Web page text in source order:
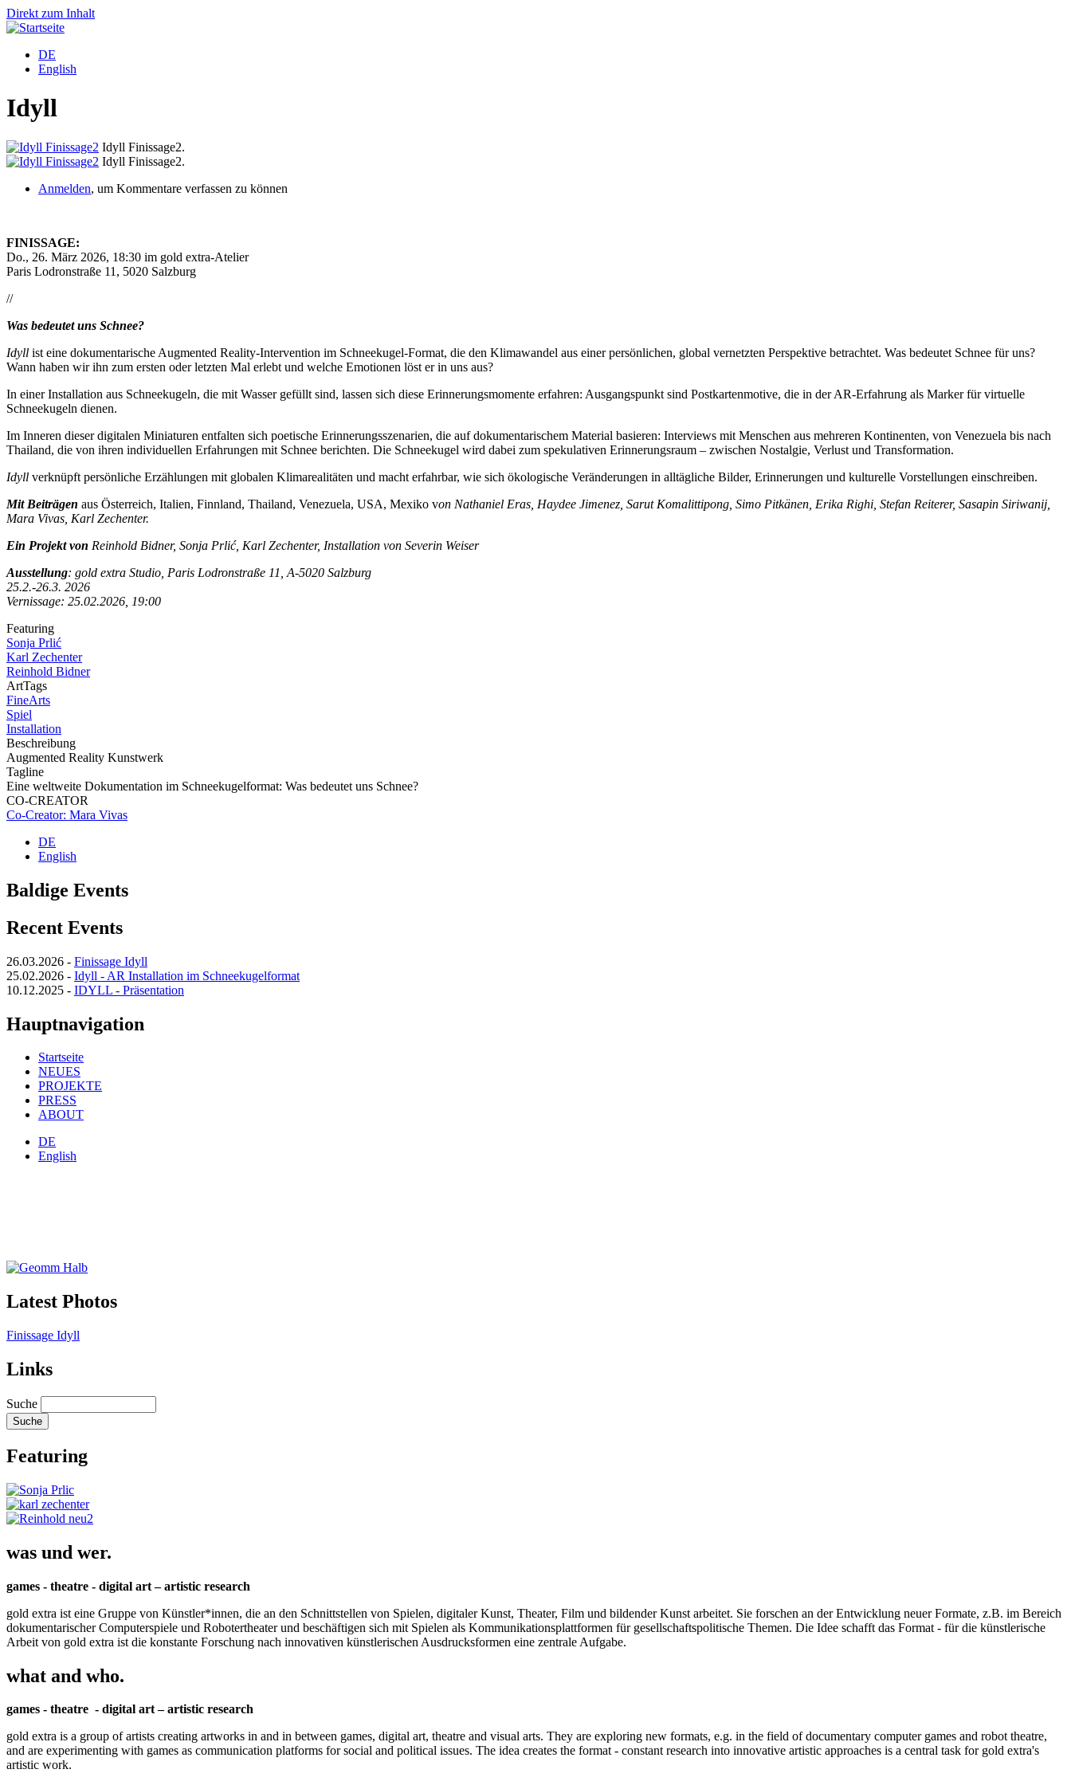
Direkt zum Inhalt
DE
English
Idyll
Idyll Finissage2.
Idyll Finissage2.
Anmelden, um Kommentare verfassen zu können
FINISSAGE:
Do., 26. März 2026, 18:30 im gold extra-Atelier
Paris Lodronstraße 11, 5020 Salzburg
//
Was bedeutet uns Schnee?
Idyll ist eine dokumentarische Augmented Reality-Intervention im Schneekugel-Format, die den Klimawandel aus einer persönlichen, global vernetzten Perspektive betrachtet. Was bedeutet Schnee für uns?
Wann haben wir ihn zum ersten oder letzten Mal erlebt und welche Emotionen löst er in uns aus?
In einer Installation aus Schneekugeln, die mit Wasser gefüllt sind, lassen sich diese Erinnerungsmomente erfahren: Ausgangspunkt sind Postkartenmotive, die in der AR-Erfahrung als Marker für virtuelle
Schneekugeln dienen.
Im Inneren dieser digitalen Miniaturen entfalten sich poetische Erinnerungsszenarien, die auf dokumentarischem Material basieren: Interviews mit Menschen aus mehreren Kontinenten, von Venezuela bis nach
Thailand, die von ihren individuellen Erfahrungen mit Schnee berichten. Die Schneekugel wird dabei zum spekulativen Erinnerungsraum – zwischen Nostalgie, Verlust und Transformation.
Idyll verknüpft persönliche Erzählungen mit globalen Klimarealitäten und macht erfahrbar, wie sich ökologische Veränderungen in alltägliche Bilder, Erinnerungen und kulturelle Vorstellungen einschreiben.
Mit Beiträgen aus Österreich, Italien, Finnland, Thailand, Venezuela, USA, Mexiko von Nathaniel Eras, Haydee Jimenez, Sarut Komalittipong, Simo Pitkänen, Erika Righi, Stefan Reiterer, Sasapin Siriwanij,
Mara Vivas, Karl Zechenter.
Ein Projekt von Reinhold Bidner, Sonja Prlić, Karl Zechenter, Installation von Severin Weiser
Ausstellung: gold extra Studio, Paris Lodronstraße 11, A-5020 Salzburg
25.2.-26.3. 2026
Vernissage: 25.02.2026, 19:00
Featuring
Sonja Prlić
Karl Zechenter
Reinhold Bidner
ArtTags
FineArts
Spiel
Installation
Beschreibung
Augmented Reality Kunstwerk
Tagline
Eine weltweite Dokumentation im Schneekugelformat: Was bedeutet uns Schnee?
CO-CREATOR
Co-Creator: Mara Vivas
DE
English
Baldige Events
Recent Events
26.03.2026 - Finissage Idyll
25.02.2026 - Idyll - AR Installation im Schneekugelformat
10.12.2025 - IDYLL - Präsentation
Hauptnavigation
Startseite
NEUES
PROJEKTE
PRESS
ABOUT
DE
English
Latest Photos
Finissage Idyll
Links
Suche
Featuring
was und wer.
games - theatre - digital art – artistic research
gold extra ist eine Gruppe von Künstler*innen, die an den Schnittstellen von Spielen, digitaler Kunst, Theater, Film und bildender Kunst arbeitet. Sie forschen an der Entwicklung neuer Formate, z.B. im Bereich
dokumentarischer Computerspiele und Robotertheater und beschäftigen sich mit Spielen als Kommunikationsplattformen für gesellschaftspolitische Themen. Die Idee schafft das Format - für die künstlerische
Arbeit von gold extra ist die konstante Forschung nach innovativen künstlerischen Ausdrucksformen eine zentrale Aufgabe.
what and who.
games - theatre - digital art – artistic research
gold extra is a group of artists creating artworks in and in between games, digital art, theatre and visual arts. They are exploring new formats, e.g. in the field of documentary computer games and robot theatre,
and are experimenting with games as communication platforms for social and political issues. The idea creates the format - constant research into innovative artistic approaches is a central task for gold extra's
artistic work.